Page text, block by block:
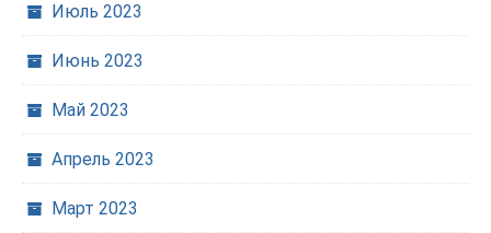
Июль 2023
Июнь 2023
Май 2023
Апрель 2023
Март 2023